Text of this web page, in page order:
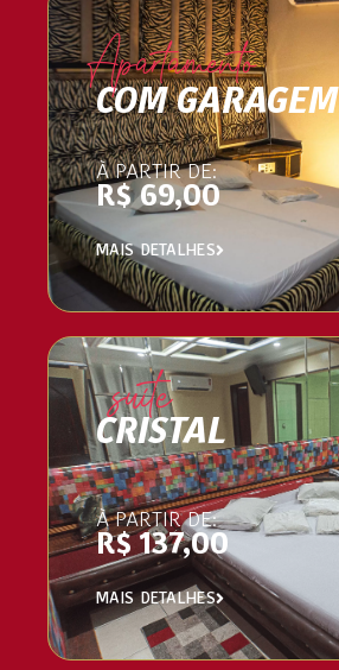
Apartamento
COM GARAGEM
À PARTIR DE:
R$ 69,00
MAIS DETALHES
suíte
CRISTAL
À PARTIR DE:
R$ 137,00
MAIS DETALHES